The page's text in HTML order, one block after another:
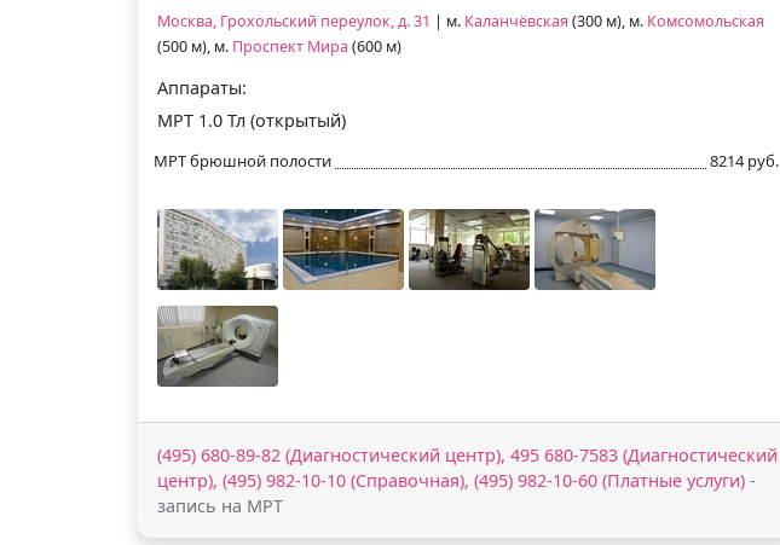
Москва, Грохольский переулок, д. 31 | м. Каланчёвская (300 м), м. Комсомольская
(500 м), м. Проспект Мира (600 м)
Аппараты:
МРТ 1.0 Тл (открытый)
МРТ брюшной полости 8214 руб.
(495) 680-89-82 (Диагностический центр), 495 680-7583 (Диагностический
центр), (495) 982-10-10 (Справочная), (495) 982-10-60 (Платные услуги) -
запись на МРТ